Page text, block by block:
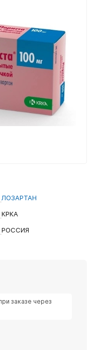
ЛОЗАРТАН
КРКА
РОССИЯ
заказе через